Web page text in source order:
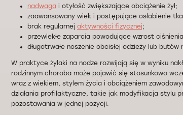
nadwaga i otyłość zwiększające obciążenie żył;
zaawansowany wiek i postępujące osłabienie
brak regularnej aktywności fizycznej;
przewlekłe zaparcia powodujące wzrost
długotrwałe noszenie obcisłej odzieży lub
W praktyce żylaki na nodze rozwijają się w wyniku
rodzinnym choroba może pojawić się stosunkowo
wraz z wiekiem, stylem życia i obciążeniem
działania profilaktyczne, takie jak modyfikacja stylu
pozostawania w jednej pozycji.